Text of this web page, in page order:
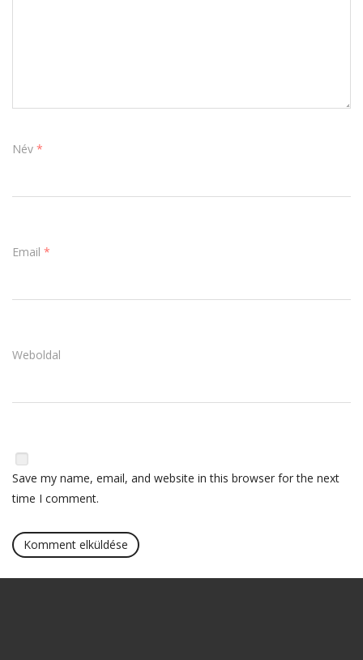
Név *
Email *
Weboldal
Save my name, email, and website in this browser for the next
time I comment.